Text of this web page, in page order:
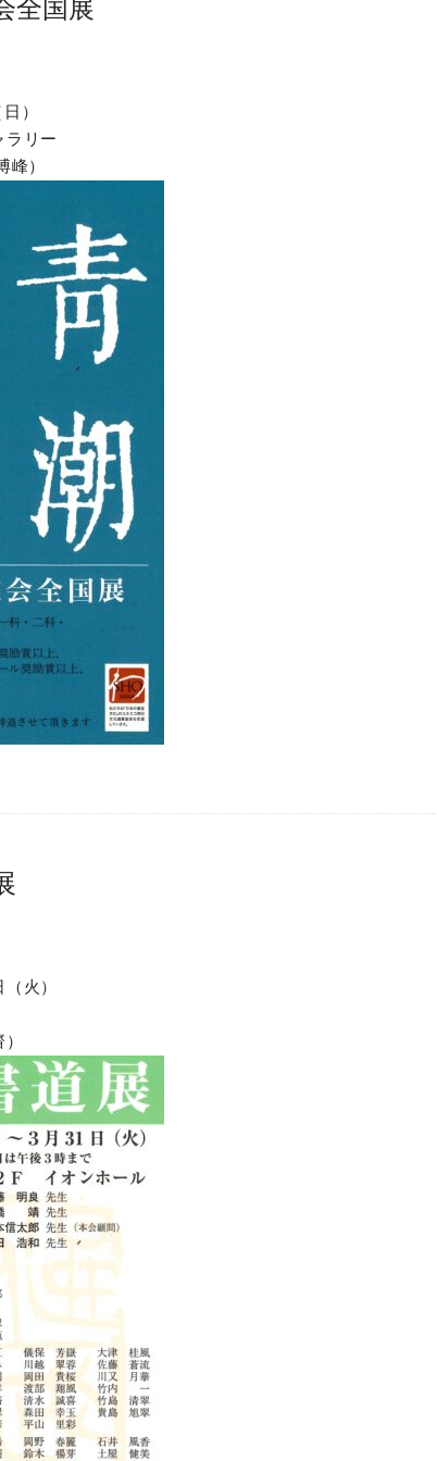
全国展
）
リー
峰）
火）